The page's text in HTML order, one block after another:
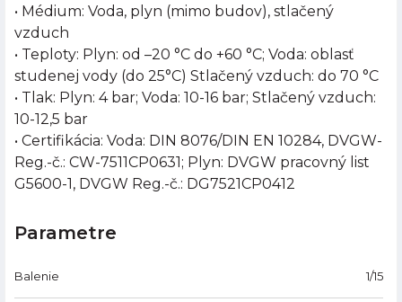
• Médium: Voda, plyn (mimo budov), stlačený
vzduch
• Teploty: Plyn: od –20 °C do +60 °C; Voda: oblasť
studenej vody (do 25°C) Stlačený vzduch: do 70 °C
• Tlak: Plyn: 4 bar; Voda: 10-16 bar; Stlačený vzduch:
10-12,5 bar
• Certifikácia: Voda: DIN 8076/DIN EN 10284, DVGW-
Reg.-č.: CW-7511CP0631; Plyn: DVGW pracovný list
G5600-1, DVGW Reg.-č.: DG7521CP0412
Parametre
Balenie 1/15